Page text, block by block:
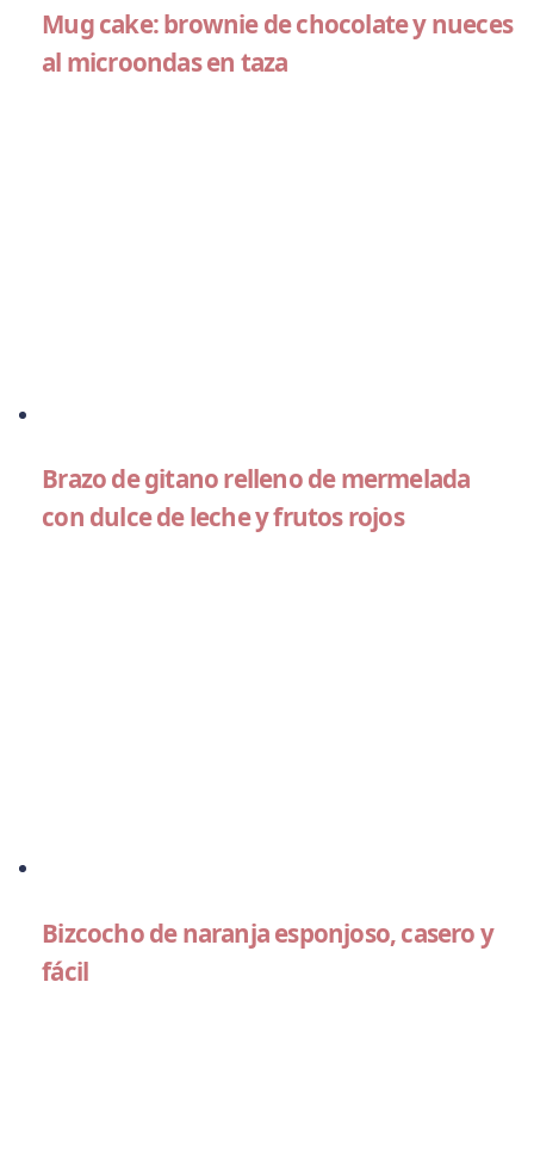
Mug cake: brownie de chocolate y nueces
al microondas en taza
Brazo de gitano relleno de mermelada
con dulce de leche y frutos rojos
Bizcocho de naranja esponjoso, casero y
fácil